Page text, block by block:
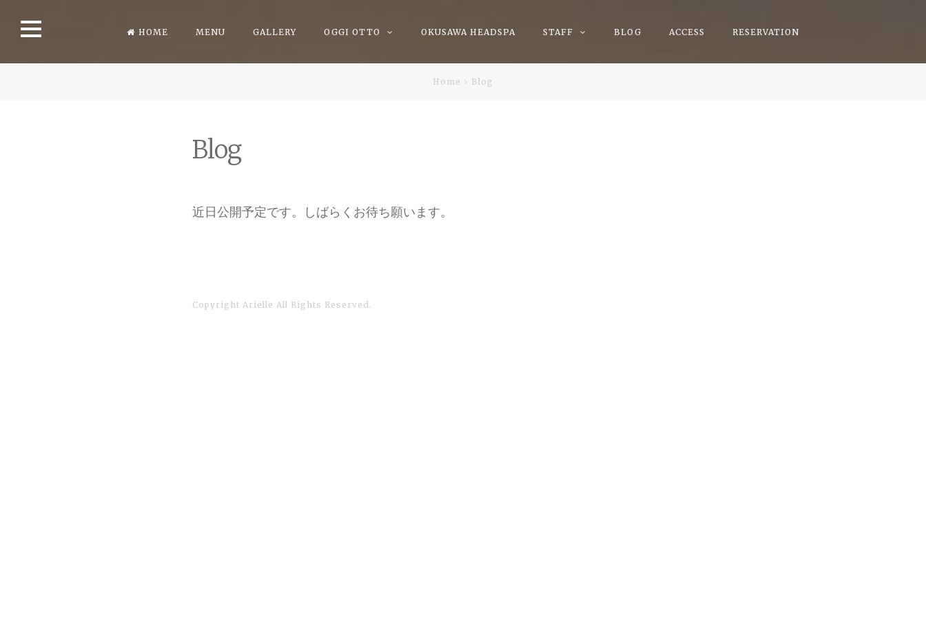
content
HOME MENU GALLERY OGGI OTTO OKUSAWA HEADSPA STAFF BLOG ACCESS RESERVATION
Home Blog
Blog
近日公開予定です。しばらくお待ち願います。
Copyright Arielle All Rights Reserved.